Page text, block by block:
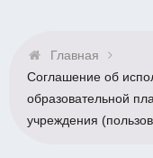
Главная
Соглашение об
образовательной
учреждения